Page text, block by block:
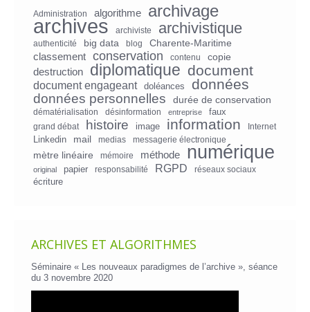
Administration algorithme archivage
archives archiviste archivistique
authenticité big data blog
Charente-Maritime
classement
conservation contenu
copie
destruction
diplomatique document
document engageant doléances données
données personnelles durée de conservation
dématérialisation désinformation entreprise faux
grand débat histoire image information Internet
Linkedin mail medias messagerie électronique
mètre linéaire mémoire méthode numérique
original papier responsabilité RGPD réseaux sociaux
écriture
ARCHIVES ET ALGORITHMES
Séminaire « Les nouveaux paradigmes de l’archive », séance
du 3 novembre 2020